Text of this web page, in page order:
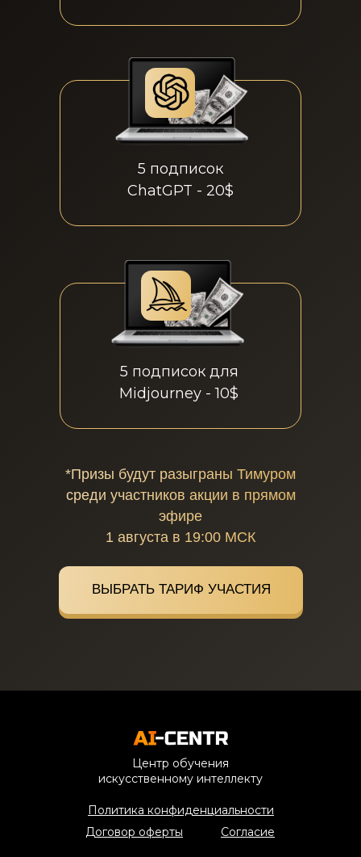
5 подписок
ChatGPT - 20$
5 подписок для
Midjourney - 10$
ВЫБРАТЬ ТАРИФ УЧАСТИЯ
*Призы будут разыграны Тимуром
среди участников акции
в прямом эфире 1 августа в 19:00
*Призы будут разыграны Тимуром
среди участников акции в прямом
эфире
1 августа в 19:00 МСК
Политика конфиденциальности
Договор оферты
Центр обучения
искусственному интеллекту
Согласие